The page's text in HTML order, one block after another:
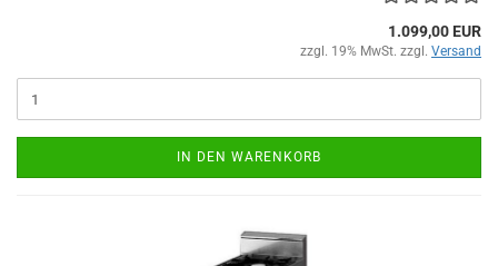
1.099,00 EUR
zzgl. 19% MwSt. zzgl. Versand
IN DEN WARENKORB